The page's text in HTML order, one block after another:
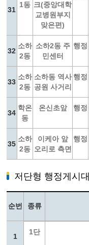
31
1동 크(중앙대학
교병원부지
맞은편)
32
소하
2동
소하2동 주
민센터
행정
33
소하
2동
소하동 역사
공원 사거리
행정
34
학온
동
온신초앞 행정
35
소하
2동
이케아 앞
오리로 측면
행정
저단형 행정게시대
순번 종류
1
1단